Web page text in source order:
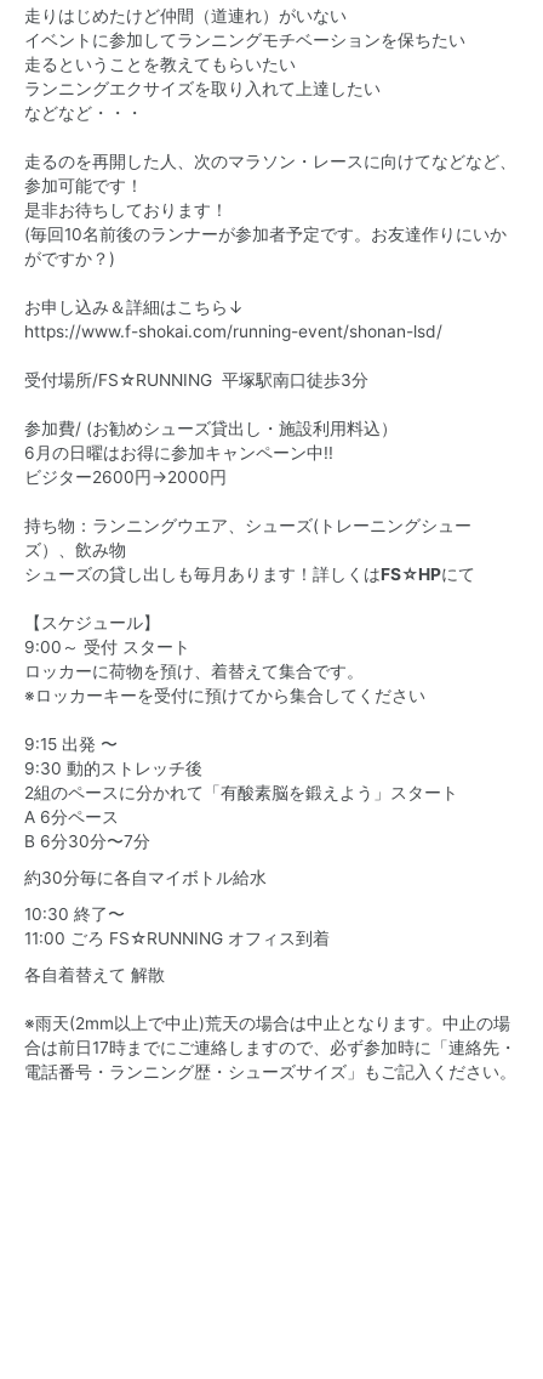
走りはじめたけど仲間（道連れ）がいない
イベントに参加してランニングモチベーションを保ちたい
走るということを教えてもらいたい
ランニングエクサイズを取り入れて上達したい
などなど・・・
走るのを再開した人、次のマラソン・レースに向けてなどなど、
参加可能です！
是非お待ちしております！
(毎回10名前後のランナーが参加者予定です。お友達作りにいか
がですか？)
お申し込み＆詳細はこちら↓
https://www.f-shokai.com/running-event/shonan-lsd/
受付場所/FS☆RUNNING 平塚駅南口徒歩3分
参加費/ (お勧めシューズ貸出し・施設利用料込）
6月の日曜はお得に参加キャンペーン中!!
ビジター2600円→2000円
持ち物：ランニングウエア、シューズ(トレーニングシュー
ズ）、飲み物
シューズの貸し出しも毎月あります！詳しくはFS☆HPにて
【スケジュール】
9:00～ 受付 スタート
ロッカーに荷物を預け、着替えて集合です。
※ロッカーキーを受付に預けてから集合してください
9:15 出発 〜
9:30 動的ストレッチ後
2組のペースに分かれて「有酸素脳を鍛えよう」スタート
A 6分ペース
B 6分30分〜7分
約30分毎に各自マイボトル給水
10:30 終了〜
11:00 ごろ FS☆RUNNING オフィス到着
各自着替えて 解散
※雨天(2mm以上で中止)荒天の場合は中止となります。中止の場
合は前日17時までにご連絡しますので、必ず参加時に「連絡先・
電話番号・ランニング歴・シューズサイズ」もご記入ください。